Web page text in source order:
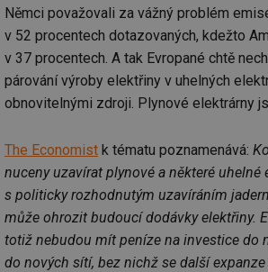
Němci považovali za vážný problém
v 52 procentech dotazovaných, kdežto
v 37 procentech. A tak Evropané chtě
párování výroby elektřiny v uhelných
obnovitelnými zdroji. Plynové elektrárny
The Economist k tématu poznamenává:
nuceny uzavírat plynové a některé uhelné
s politicky rozhodnutým uzavíráním
může ohrozit budoucí dodávky elektřiny.
totiž nebudou mít peníze na investice do
do nových sítí, bez nichž se další